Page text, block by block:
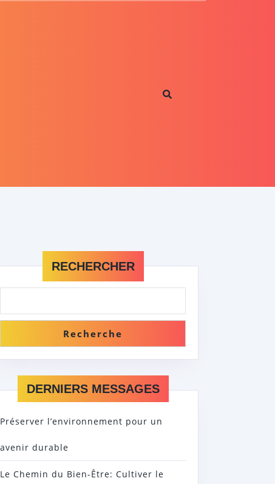
RECHERCHER
Recherche
DERNIERS MESSAGES
Préserver l’environnement pour un
avenir durable
Le Chemin du Bien-Être: Cultiver le